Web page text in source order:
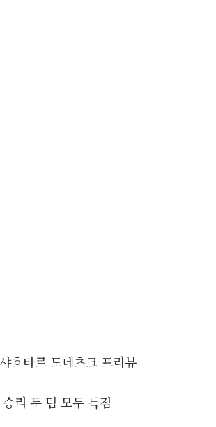
흐타르 도네츠크 프리뷰
리 두 팀 모두 득점